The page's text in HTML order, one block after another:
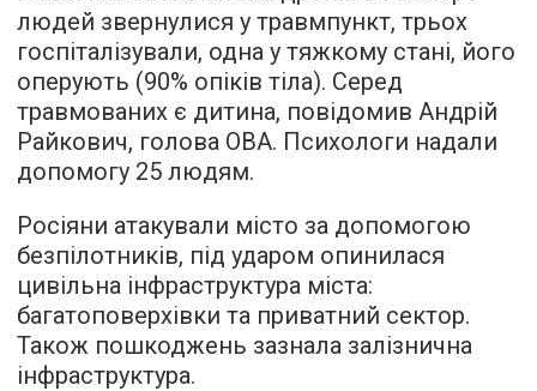
людей звернулися у травмпункт, трьох
госпіталізували, одна у тяжкому стані, його
оперують (90% опіків тіла). Серед
травмованих є дитина, повідомив Андрій
Райкович, голова ОВА. Психологи надали
допомогу 25 людям.
Росіяни атакували місто за допомогою
безпілотників, під ударом опинилася
цивільна інфраструктура міста:
багатоповерхівки та приватний сектор.
Також пошкоджень зазнала залізнична
інфраструктура.